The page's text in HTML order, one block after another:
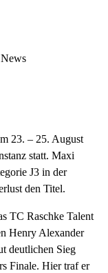
v
i
a
23. – 25. August
statt. Maxi
J3 in der
den Titel.
TC Raschke Talent
Henry Alexander
deutlichen Sieg
Finale. Hier traf er